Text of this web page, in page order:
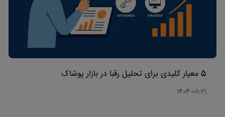
5 معیار کلیدی برای تحلیل رقبا در بازار پوشاک
1404-08-21